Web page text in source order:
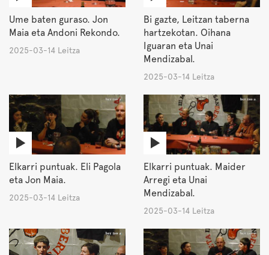
Ume baten guraso. Jon
Maia eta Andoni Rekondo.
2025-03-14 Leitza
Bi gazte, Leitzan taberna
hartzekotan. Oihana
Iguaran eta Unai
Mendizabal.
2025-03-14 Leitza
Elkarri puntuak. Eli Pagola
eta Jon Maia.
2025-03-14 Leitza
Elkarri puntuak. Maider
Arregi eta Unai
Mendizabal.
2025-03-14 Leitza